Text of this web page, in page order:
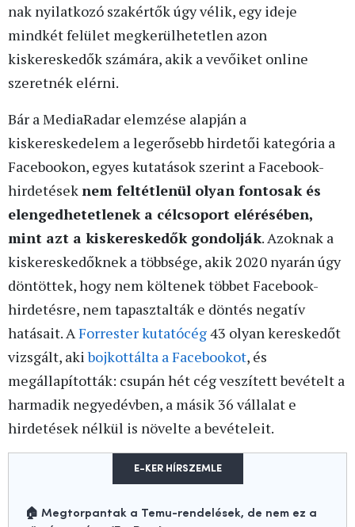
nak nyilatkozó szakértők úgy vélik, egy ideje
mindkét felület megkerülhetetlen azon
kiskereskedők számára, akik a vevőiket online
szeretnék elérni.
Bár a MediaRadar elemzése alapján a
kiskereskedelem a legerősebb hirdetői kategória a
Facebookon, egyes kutatások szerint a Facebook-
hirdetéseknem feltétlenül olyan fontosak és
elengedhetetlenek a célcsoport elérésében,
mint azt a kiskereskedők gondolják. Azoknak a
kiskereskedőknek a többsége, akik 2020 nyarán úgy
döntöttek, hogy nem költenek többet Facebook-
hirdetésre, nem tapasztalták e döntés negatív
hatásait. AForrester kutatócég43 olyan kereskedőt
vizsgált, akibojkottálta a Facebookot, és
megállapították: csupán hét cég veszített bevételt a
harmadik negyedévben, a másik 36 vállalat e
hirdetések nélkül is növelte a bevételeit.
E-KER HÍRSZEMLE
🏠 Megtorpantak a Temu-rendelések, de nem ez a